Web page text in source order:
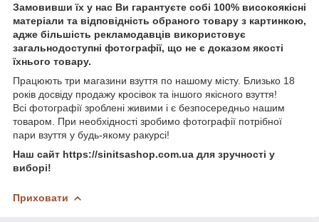
Замовивши їх у нас Ви гарантуєте собі 100% високоякісні
матеріали та відповідність обраного товару з картинкою,
адже більшість рекламодавців використовує
загальнодоступні фотографії, що не є доказом якості
їхнього товару.
Працюють три магазини взуття по нашому місту. Близько 18
років досвіду продажу кросівок та іншого якісного взуття!
Всі фотографії зроблені живими і є безпосередньо нашим
товаром. При необхідності зробимо фотографії потрібної
пари взуття у будь-якому ракурсі!
Наш сайт https://sinitsashop.com.ua для зручності у
виборі!
Приховати